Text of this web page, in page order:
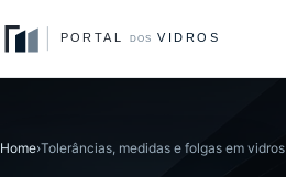
Home›Tolerâncias, medidas e folgas em vidros